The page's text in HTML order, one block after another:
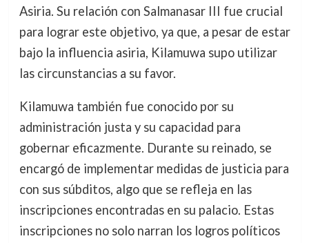
Asiria. Su relación con Salmanasar III fue crucial
para lograr este objetivo, ya que, a pesar de estar
bajo la influencia asiria, Kilamuwa supo utilizar
las circunstancias a su favor.
Kilamuwa también fue conocido por su
administración justa y su capacidad para
gobernar eficazmente. Durante su reinado, se
encargó de implementar medidas de justicia para
con sus súbditos, algo que se refleja en las
inscripciones encontradas en su palacio. Estas
inscripciones no solo narran los logros políticos